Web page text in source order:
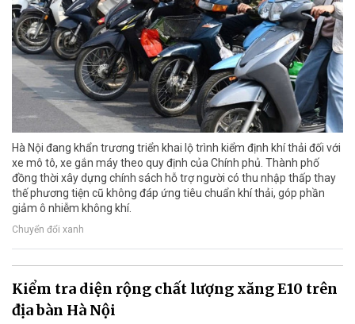
Hà Nội đang khẩn trương triển khai lộ trình kiểm định khí thải đối với
xe mô tô, xe gắn máy theo quy định của Chính phủ. Thành phố
đồng thời xây dựng chính sách hỗ trợ người có thu nhập thấp thay
thế phương tiện cũ không đáp ứng tiêu chuẩn khí thải, góp phần
giảm ô nhiễm không khí.
Chuyển đổi xanh
Kiểm tra diện rộng chất lượng xăng E10 trên
địa bàn Hà Nội